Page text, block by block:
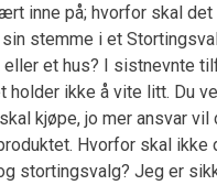
inne på; hvorfor skal
stemme i et
et hus? I sistnevnte
holder ikke å vite litt. Du
kjøpe, jo mer ansvar
Hvorfor skal ikke
stortingsvalg? Jeg er